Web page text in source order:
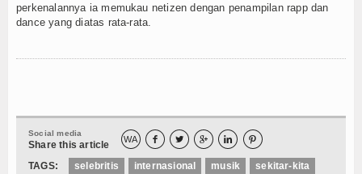
perkenalannya ia memukau netizen dengan penampilan rapp dan
dance yang diatas rata-rata.
Social media
Share this article WA     
TAGS: selebritis internasional musik
sekitar-kita